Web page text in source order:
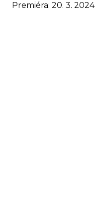
Premiéra: 20. 3. 2024